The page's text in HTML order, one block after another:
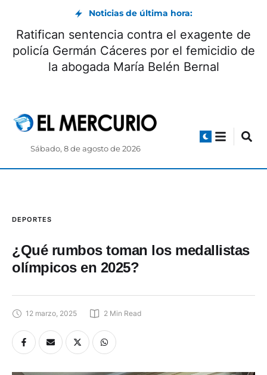
Noticias de última hora:
Ratifican sentencia contra el exagente de
policía Germán Cáceres por el femicidio de
la abogada María Belén Bernal
Sábado, 8 de agosto de 2026
DEPORTES
¿Qué rumbos toman los medallistas
olímpicos en 2025?
12 marzo, 2025 2 Min Read